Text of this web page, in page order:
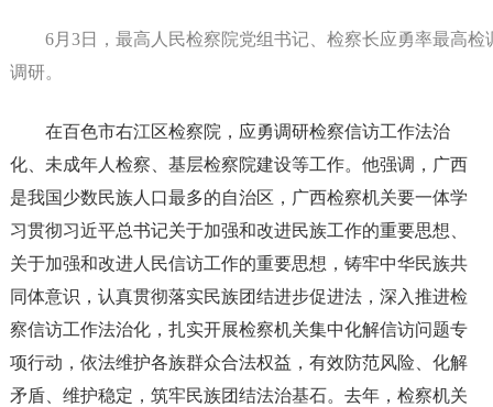
6月3日，最高人民检察院党组书记、检察长应勇率最高
调研。
在百色市右江区检察院，应勇调研检察信访工作法治
化、未成年人检察、基层检察院建设等工作。他强调，广西
是我国少数民族人口最多的自治区，广西检察机关要一体学
习贯彻习近平总书记关于加强和改进民族工作的重要思想、
关于加强和改进人民信访工作的重要思想，铸牢中华民族共
同体意识，认真贯彻落实民族团结进步促进法，深入推进检
察信访工作法治化，扎实开展检察机关集中化解信访问题专
项行动，依法维护各族群众合法权益，有效防范风险、化解
矛盾、维护稳定，筑牢民族团结法治基石。去年，检察机关